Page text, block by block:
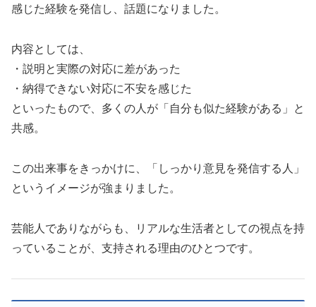
感じた経験を発信し、話題になりました。
内容としては、
・説明と実際の対応に差があった
・納得できない対応に不安を感じた
といったもので、多くの人が「自分も似た経験がある」と
共感。
この出来事をきっかけに、「しっかり意見を発信する人」
というイメージが強まりました。
芸能人でありながらも、リアルな生活者としての視点を持
っていることが、支持される理由のひとつです。